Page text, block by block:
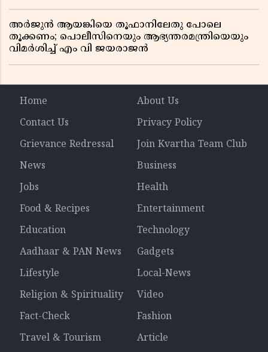
അർജുൻ ആയങ്കിയെ തൂഫാനിലേതു പോലെ
തൂക്കണം; പൊലീസിനെയും ആഭ്യന്തരമന്ത്രിയെയും
വിമർശിച്ച് എം വി ജയരാജൻ
Home
About Us
Contact Us
Privacy Policy
Grievance Redressal
Join Kvartha Team Club
News
Business
Jobs
Health
Food & Recipes
Entertainment
Education
Technology
Aadhaar & PAN News
Gadgets
Lifestyle
Local-News
Religion & Spirituality
Video
Fact-Check
Fashion
Travel & Tourism
Article